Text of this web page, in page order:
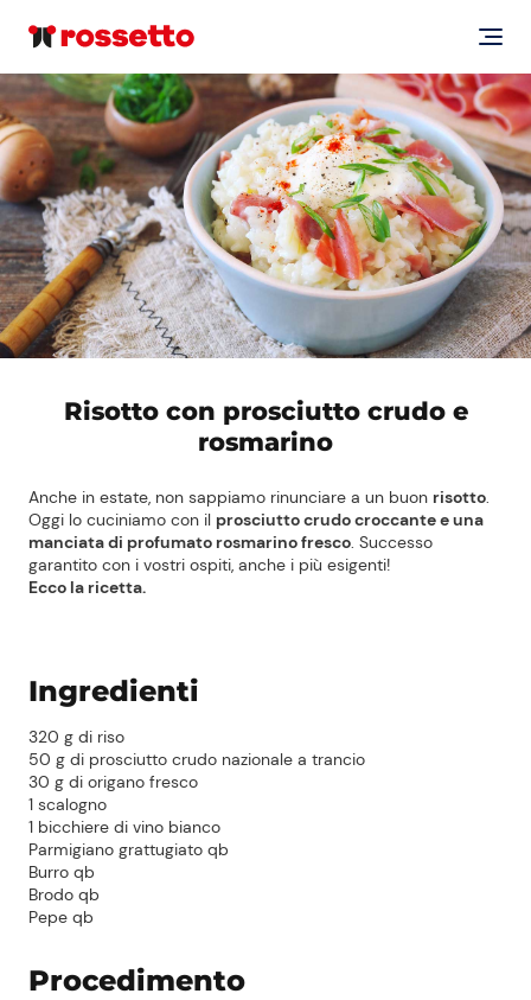
Risotto con prosciutto crudo e
rosmarino
Anche in estate, non sappiamo rinunciare a un buon risotto.
Oggi lo cuciniamo con il prosciutto crudo croccante e una
manciata di profumato rosmarino fresco. Successo
garantito con i vostri ospiti, anche i più esigenti!
Ecco la ricetta.
Ingredienti
320 g di riso
50 g di prosciutto crudo nazionale a trancio
30 g di origano fresco
1 scalogno
1 bicchiere di vino bianco
Parmigiano grattugiato qb
Burro qb
Brodo qb
Pepe qb
Procedimento